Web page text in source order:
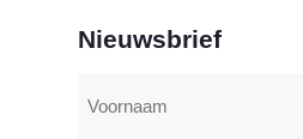
Nieuwsbrief